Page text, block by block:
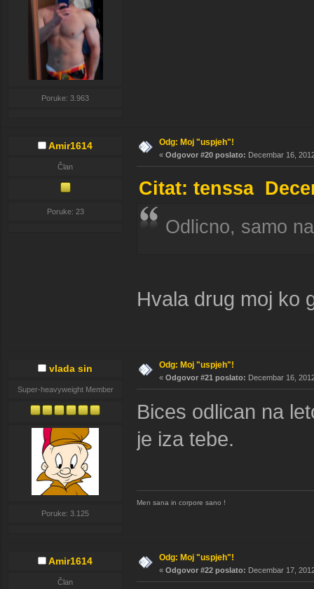
Poruke: 3.963
Amir1614
Član
Poruke: 23
Odg: Moj "uspjeh"!
« Odgovor #20 poslato: Decembar 16,
Citat: tenssa
Odlicno, samo
Hvala drug moj ko
vlada sin
Super-heavyweight Member
Poruke: 3.125
Odg: Moj "uspjeh"!
« Odgovor #21 poslato: Decembar 16,
Bices odlican na
je iza tebe.
Men sana in corpore sano !
Amir1614
Član
Odg: Moj "uspjeh"!
« Odgovor #22 poslato: Decembar 17,